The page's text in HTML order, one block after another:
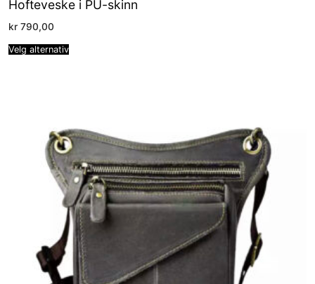
Hofteveske i PU-skinn
kr 790,00
Velg alternativ